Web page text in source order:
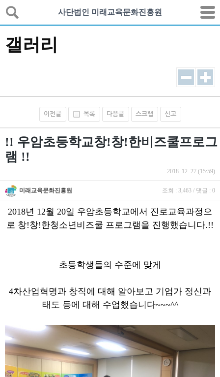
사단법인 미래교육문화진흥원
갤러리
이전글 목록 다음글 스크랩 신고
미래교육문화진흥원
!! 우암초등학교창!창!한비즈쿨프로그
램 !!
2018. 12. 27 (15:59)
조회 : 3,463 / 댓글 : 0
2018년 12월 20일 우암초등학교에서 진로교육과정으
로 창!창!한청소년비즈쿨 프로그램을 진행했습니다.!!
초등학생들의 수준에 맞게
4차산업혁명과 창직에 대해 알아보고 기업가 정신과
태도 등에 대해 수업했습니다~~~^^